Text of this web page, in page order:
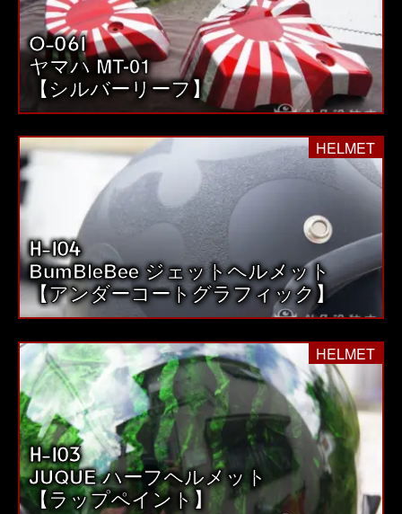
O-061
ヤマハ MT-01
【シルバーリーフ】
HELMET
H-104
BumBleBee ジェットヘルメット
【アンダーコートグラフィック】
HELMET
H-103
JUQUE ハーフヘルメット
【ラップペイント】